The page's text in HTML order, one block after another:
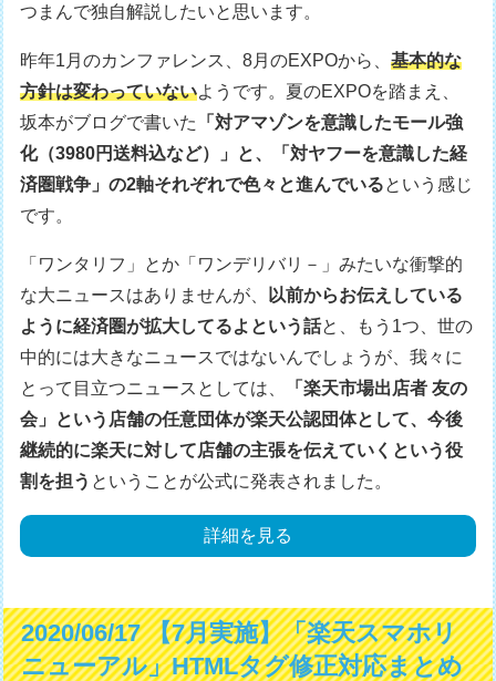
つまんで独自解説したいと思います。
昨年1月のカンファレンス、8月のEXPOから、基本的な
方針は変わっていないようです。夏のEXPOを踏まえ、
坂本がブログで書いた
「対アマゾンを意識したモール強
化（3980円送料込など）」と、「対ヤフーを意識した経
済圏戦争」の2軸それぞれで色々と進んでいるという感じ
です。
「ワンタリフ」とか「ワンデリバリ－」みたいな衝撃的
な大ニュースはありませんが、
以前からお伝えしている
ように経済圏が拡大してるよという話と、もう1つ、世の
中的には大きなニュースではないんでしょうが、我々に
とって目立つニュースとしては、
「楽天市場出店者 友の
会」という店舗の任意団体が楽天公認団体として、今後
継続的に楽天に対して店舗の主張を伝えていくという役
割を担う ということが公式に発表されました。
詳細を見る
2020/06/17 【7月実施】「楽天スマホリ
ニューアル」HTMLタグ修正対応まとめ